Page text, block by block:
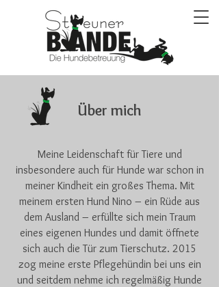
Über mich
Meine Leidenschaft für Tiere und
insbesondere auch für Hunde war schon in
meiner Kindheit ein großes Thema. Mit
meinem ersten Hund Nino – ein Rüde aus
dem Ausland – erfüllte sich mein Traum
eines eigenen Hundes und damit öffnete
sich auch die Tür zum Tierschutz. 2015
zog meine erste Pflegehündin bei uns ein
und seitdem nehme ich regelmäßig Hunde